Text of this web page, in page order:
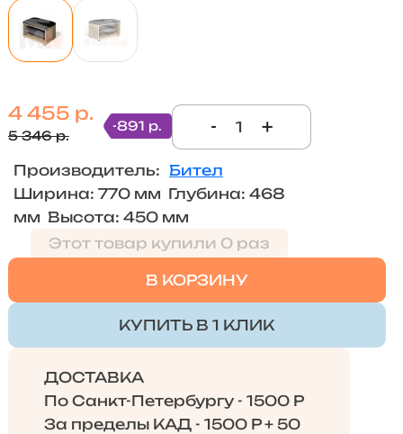
4 455 р.
5 346 р.
-891 р. - +
Производитель: Бител
Ширина: 770 мм Глубина: 468
мм Высота: 450 мм
Этот товар купили 0 раз
В КОРЗИНУ
КУПИТЬ В 1 КЛИК
ДОСТАВКА
По Санкт-Петербургу - 1500 Р
За пределы КАД - 1500 Р + 50